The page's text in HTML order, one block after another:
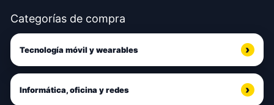
Categorías de compra
Tecnología móvil y wearables
Informática, oficina y redes